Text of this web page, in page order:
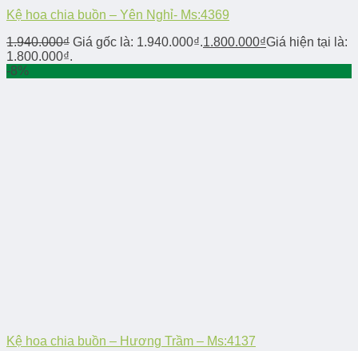
Kệ hoa chia buồn – Yên Nghỉ- Ms:4369
1.940.000₫ Giá gốc là: 1.940.000₫.1.800.000₫Giá hiện tại là:
1.800.000₫.
-8%
Kệ hoa chia buồn – Hương Trầm – Ms:4137